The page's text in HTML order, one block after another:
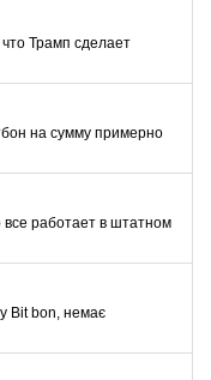
Трамп сделает
на сумму примерно
все работает в штатном
Bit bon, немає